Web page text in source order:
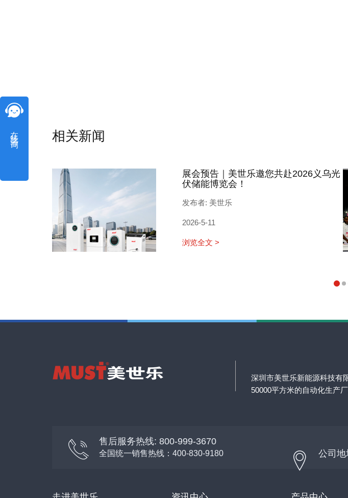
相关新闻
展会预告｜美世乐邀您共赴2026义乌光
伏储能博览会！
发布者: 美世乐
2026-5-11
浏览全文 >
深圳市美世乐新能源科技有
50000平方米的自动化生产
售后服务热线: 800-999-3670
全国统一销售热线：400-830-9180 公司
在线咨询